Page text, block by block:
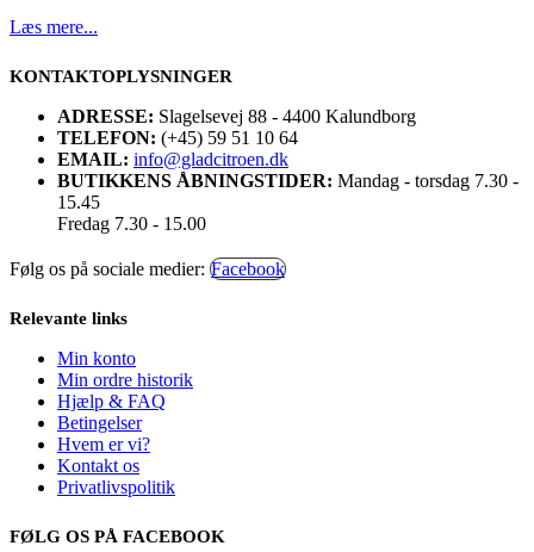
Læs mere...
KONTAKTOPLYSNINGER
ADRESSE: Slagelsevej 88 - 4400 Kalundborg
TELEFON: (+45) 59 51 10 64
EMAIL: info@gladcitroen.dk
BUTIKKENS ÅBNINGSTIDER: Mandag - torsdag 7.30 -
15.45
Fredag 7.30 - 15.00
Følg os på sociale medier: Facebook
Relevante links
Min konto
Min ordre historik
Hjælp & FAQ
Betingelser
Hvem er vi?
Kontakt os
Privatlivspolitik
FØLG OS PÅ FACEBOOK